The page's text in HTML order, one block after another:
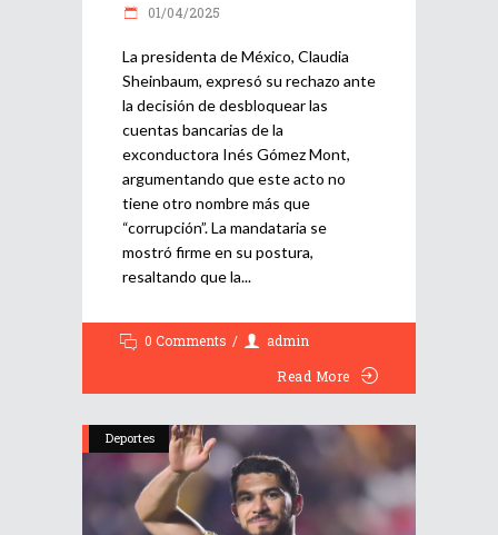
01/04/2025
La presidenta de México, Claudia
Sheinbaum, expresó su rechazo ante
la decisión de desbloquear las
cuentas bancarias de la
exconductora Inés Gómez Mont,
argumentando que este acto no
tiene otro nombre más que
“corrupción”. La mandataria se
mostró firme en su postura,
resaltando que la
0 Comments
admin
Read More
Deportes